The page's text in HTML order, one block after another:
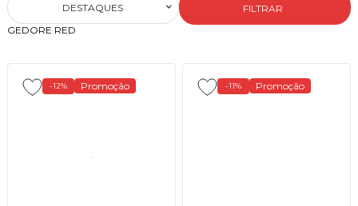
FILTRAR
DESTAQUES
GEDORE RED
-12% Promoção -11% Promoção